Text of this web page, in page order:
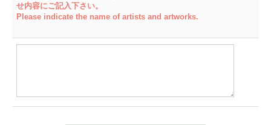
せ内容にご記入下さい。
Please indicate the name of artists and artworks.